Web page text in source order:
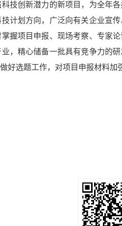
技创新潜力的新项目，为全年各
计划方向，广泛向有关企业宣
握项目申报、现场考察、专家论
，精心储备一批具有竞争力的
好选题工作，对项目申报材料加